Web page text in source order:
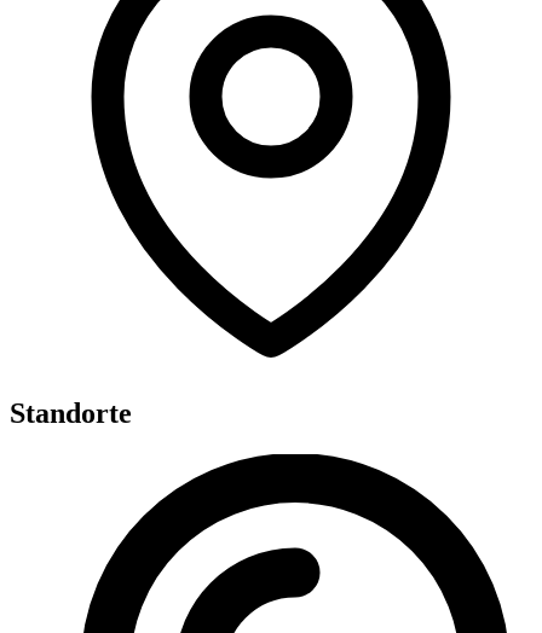
Standorte